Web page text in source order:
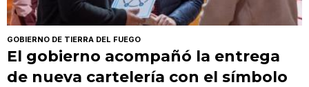
GOBIERNO DE TIERRA DEL FUEGO
El gobierno acompañó la entrega
de nueva cartelería con el símbolo